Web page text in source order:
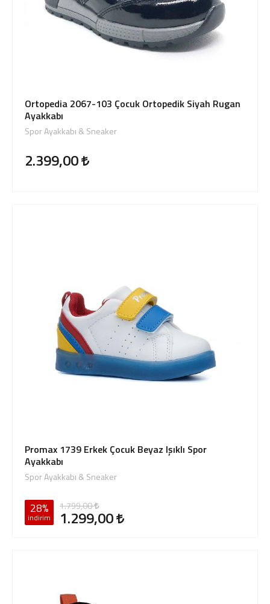
Ortopedia 2067-103 Çocuk Ortopedik Siyah Rugan
Ayakkabı
Spor Ayakkabı & Sneaker
2.399,00
Promax 1739 Erkek Çocuk Beyaz Işıklı Spor
Ayakkabı
Spor Ayakkabı & Sneaker
28%
indirim
1.799,00
1.299,00